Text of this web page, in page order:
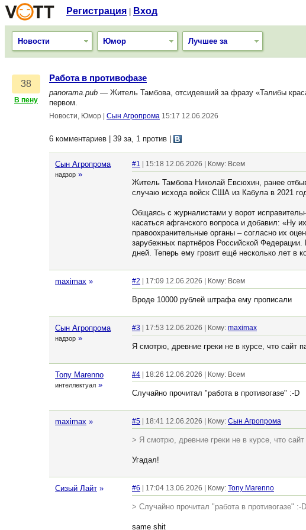
Регистрация Вход
Новости Юмор Лучшее за
38
В пену
Работа в противофазе
panorama.pub — Житель Тамбова, отсидевший за фразу «Талибы
первом.
Новости, Юмор Сын Агропрома 15:17 12.06.2026
6 комментариев | 39 за, 1 против
Сын Агропрома
надзор »
#1 | 15:18 12.06.2026 | Кому: Всем
Житель Тамбова Николай Евсюхин, ранее
случаю исхода войск США из Кабула в 2021
Общаясь с журналистами у ворот
касаться афганского вопроса и добавил: «Ну
правоохранительные органы – согласно их
зарубежных партнёров Российской
дней. Теперь ему грозит ещё несколько лет в
maximax » #2 | 17:09 12.06.2026 | Кому: Всем
Вроде 10000 рублей штрафа ему прописали
Сын Агропрома
надзор »
#3 | 17:53 12.06.2026 | Кому: maximax
Я смотрю, древние греки не в курсе, что сайт
Tony Marenno
интеллектуал »
#4 | 18:26 12.06.2026 | Кому: Всем
Случайно прочитал "работа в противогазе" :⁠-⁠D
maximax » #5 | 18:41 12.06.2026 | Кому: Сын Агропрома
> Я смотрю, древние греки не в курсе, что
Угадал!
Сизый Лайт » #6 | 17:04 13.06.2026 | Кому: Tony Marenno
> Случайно прочитал "работа в противогазе" :⁠-⁠D
same shit